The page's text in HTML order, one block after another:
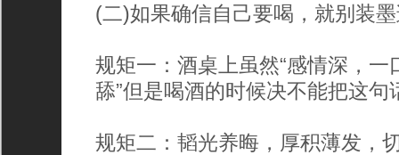
(二)如果确信自己要喝，就别装
规矩一：酒桌上虽然“感情深，
舔”但是喝酒的时候决不能把这句
规矩二：韬光养晦，厚积薄发，